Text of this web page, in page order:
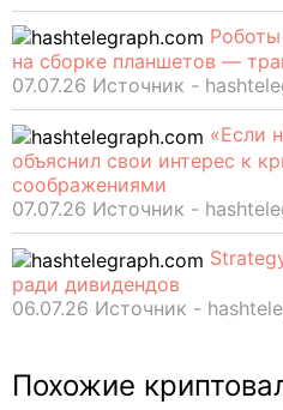
на сборке планшетов —
07.07.26 Источник -
«Если
объяснил свои интерес к
соображениями
07.07.26 Источник -
ради дивидендов
06.07.26 Источник -
Похожие